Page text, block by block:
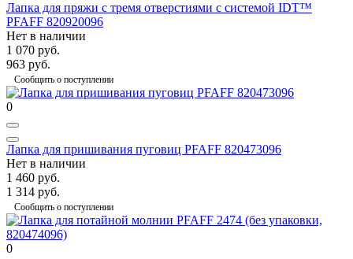
Лапка для пряжи с тремя отверстиями с системой IDT™
PFAFF 820920096
Нет в наличии
1 070 руб.
963 руб.
Сообщить о поступлении
0
Лапка для пришивания пуговиц PFAFF 820473096
Нет в наличии
1 460 руб.
1 314 руб.
Сообщить о поступлении
0